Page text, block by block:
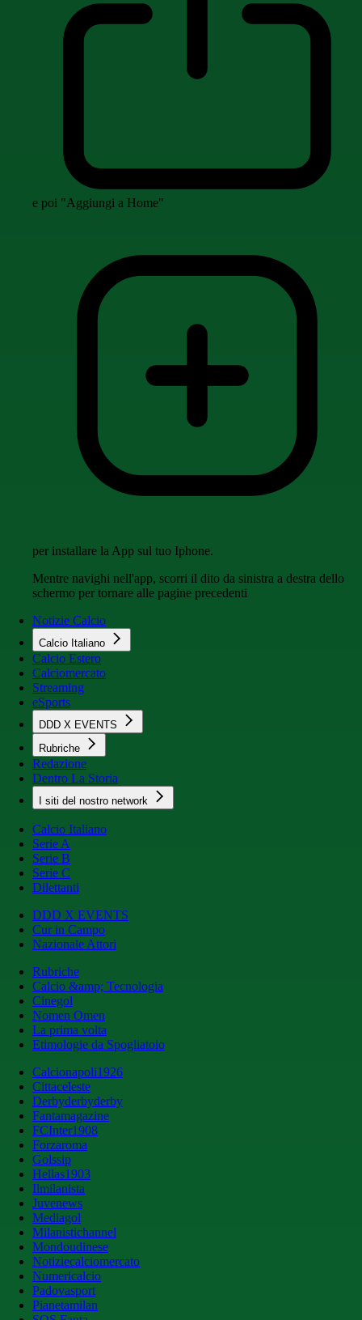
e poi "Aggiungi a Home"
per installare la App sul tuo Iphone.
Mentre navighi nell'app, scorri il dito da sinistra a destra dello
schermo per tornare alle pagine precedenti
Notizie Calcio
Calcio Italiano
Calcio Estero
Calciomercato
Streaming
eSports
DDD X EVENTS
Rubriche
Redazione
Dentro La Storia
I siti del nostro network
Calcio Italiano
Serie A
Serie B
Serie C
Dilettanti
DDD X EVENTS
Cur in Campo
Nazionale Attori
Rubriche
Calcio &amp; Tecnologia
Cinegol
Nomen Omen
La prima volta
Etimologie da Spogliatoio
Calcionapoli1926
Cittaceleste
Derbyderbyderby
Fantamagazine
FCInter1908
Forzaroma
Golssip
Hellas1903
Ilmilanista
Juvenews
Mediagol
Milanistichannel
Mondoudinese
Notiziecalciomercato
Numericalcio
Padovasport
Pianetamilan